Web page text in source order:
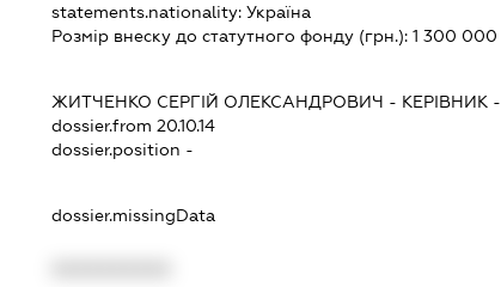
statements.nationality: Україна
Розмір внеску до статутного фонду (грн.): 1 300 000
ЖИТЧЕНКО СЕРГІЙ ОЛЕКСАНДРОВИЧ - КЕРІВНИК -
dossier.from 20.10.14
dossier.position -
dossier.missingData